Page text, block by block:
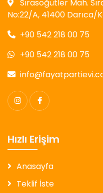
Sırasöğütler Mah.
No:22/A, 41400 Darıca/
+90 542 218 00 75
+90 542 218 00 75
Hızlı Erişim
Anasayfa
Teklif İste